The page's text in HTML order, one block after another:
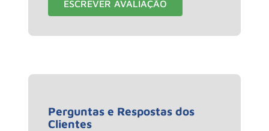
ESCREVER AVALIAÇÃO
Perguntas e Respostas dos
Clientes